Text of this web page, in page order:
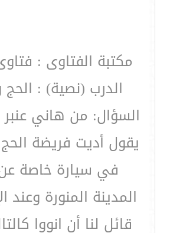
مكتبة الفتاوى :
الدرب (نصية) : الحج
السؤال: من هاني عنبر
يقول أديت فريضة
في سيارة خاصة
المدينة المنورة وعند
قائل لنا أن انووا